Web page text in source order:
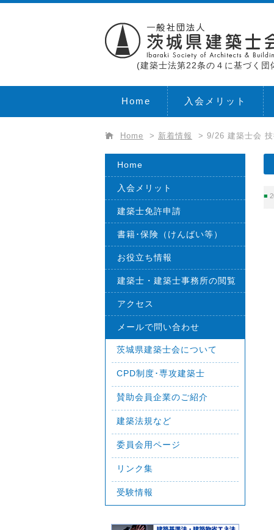
(建築士法第22条の４に基づく団
Home 入会メリット
Home > 新着情報 > 9/26 建築士会
Home
入会メリット
建築士免許申請
書籍･保険（けんばい等）
お役立ち情報
建築士・建築士事務所の閲覧
アクセス
メールで問い合わせ
茨城県建築士会について
CPD制度･専攻建築士
賛助会員企業のご紹介
建築法規など
委員会用ページ
リンク集
受験情報